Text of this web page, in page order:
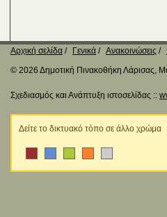
Αρχική σελίδα Γενικά Ανακοινώσεις
© 2026 Δημοτική Πινακοθήκη Λάρισας,
Σχεδιασμός και Ανάπτυξη ιστοσελίδας ::
Δείτε το δικτυακό τόπο σε άλλο χρώμα